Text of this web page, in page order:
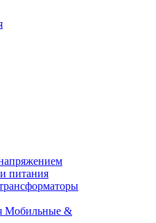
питания
Мобильные &